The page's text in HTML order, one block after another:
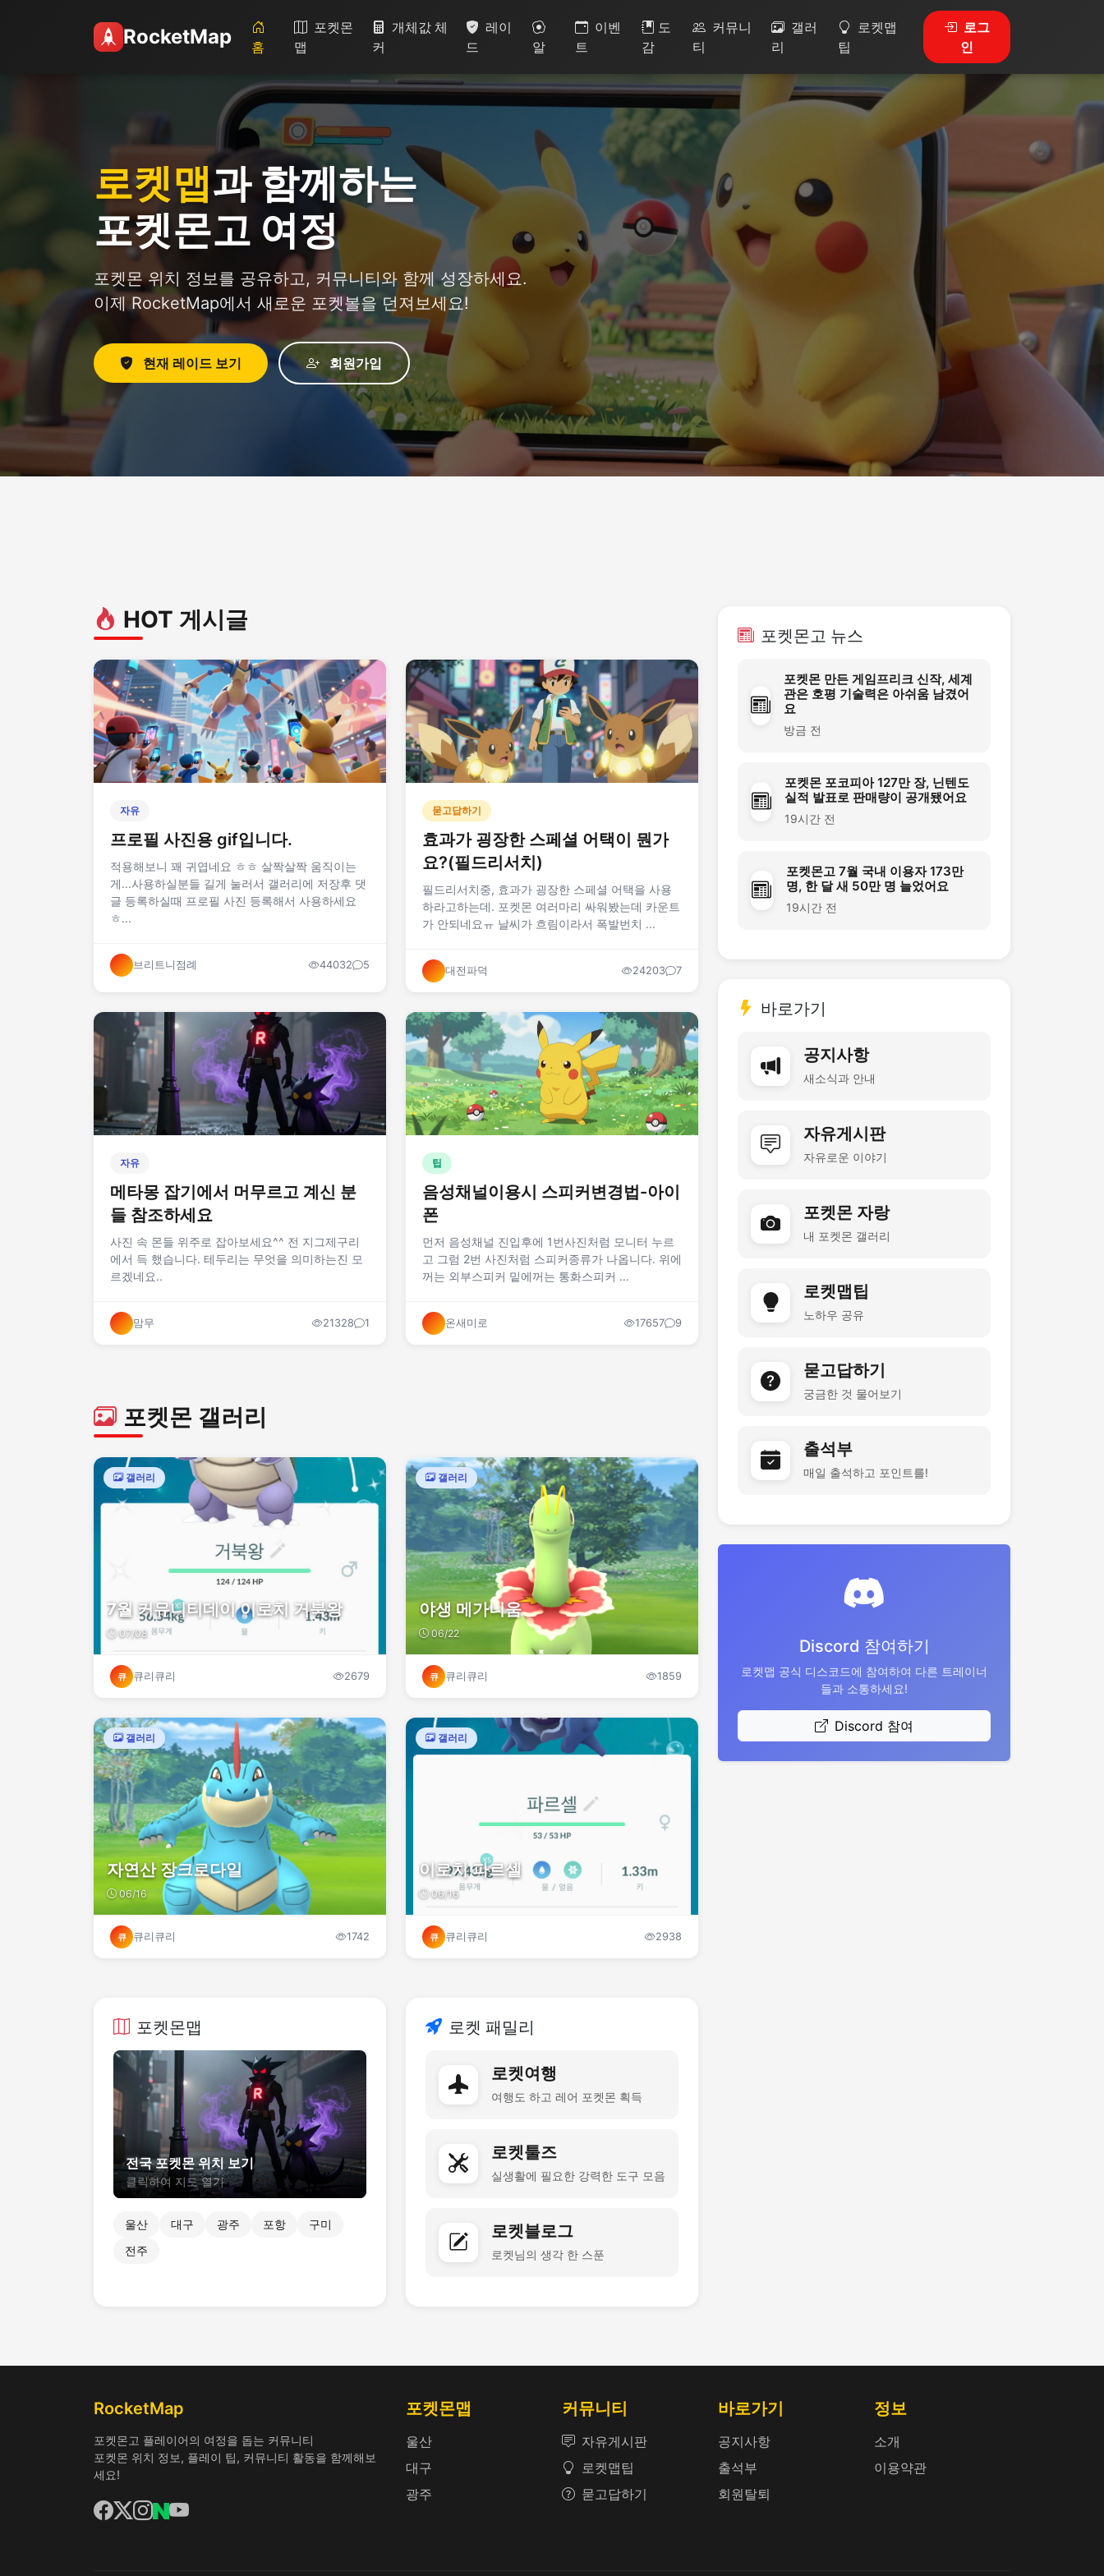
RocketMap 홈
포켓몬
맵
개체값 체
커
레이
드
알
이벤
트
도
감
커뮤니
티
갤러
리
로켓맵
팁
로그
인
로켓맵과 함께하는
포켓몬고 여정
포켓몬 위치 정보를 공유하고, 커뮤니티와 함께 성장하세요.
이제 RocketMap에서 새로운 포켓볼을 던져보세요!
현재 레이드 보기 회원가입
HOT 게시글
자유
프로필 사진용 gif입니다.
적용해보니 꽤 귀엽네요 ㅎㅎ 살짝살짝 움직이는
게...사용하실분들 길게 눌러서 갤러리에 저장후 댓
글 등록하실때 프로필 사진 등록해서 사용하세요
ㅎ...
브리트니점례 44032 5
묻고답하기
효과가 굉장한 스페셜 어택이 뭔가
요?(필드리서치)
필드리서치중, 효과가 굉장한 스페셜 어택을 사용
하라고하는데. 포켓몬 여러마리 싸워봤는데 카운트
가 안되네요ㅠ 날씨가 흐림이라서 폭발번치 ...
대전파덕 24203 7
자유
메타몽 잡기에서 머무르고 계신 분
들 참조하세요
사진 속 몬들 위주로 잡아보세요^^ 전 지그제구리
에서 득 했습니다. 테두리는 무엇을 의미하는진 모
르겠네요..
맘무 21328 1
팁
음성채널이용시 스피커변경법-아이
폰
먼저 음성채널 진입후에 1번사진처럼 모니터 누르
고 그럼 2번 사진처럼 스피커종류가 나옵니다. 위에
꺼는 외부스피커 밑에꺼는 통화스피커 ...
온새미로 17657 9
포켓몬 갤러리
갤러리
7월 커뮤니티데이 이로치 거북왕
07/08
큐 큐리큐리 2679
갤러리
야생 메가니움
06/22
큐 큐리큐리 1859
갤러리
자연산 장크로다일
06/16
큐 큐리큐리 1742
갤러리
이로치 파르셀
06/16
큐 큐리큐리 2938
포켓몬맵
전국 포켓몬 위치 보기
클릭하여 지도 열기
울산 대구 광주 포항
구미
전주
로켓 패밀리
로켓여행
여행도 하고 레어 포켓몬 획득
로켓툴즈
실생활에 필요한 강력한 도구 모음
로켓블로그
로켓님의 생각 한 스푼
포켓몬고 뉴스
포켓몬 만든 게임프리크 신작, 세계
관은 호평 기술력은 아쉬움 남겼어
요
방금 전
포켓몬 포코피아 127만 장, 닌텐도
실적 발표로 판매량이 공개됐어요
19시간 전
포켓몬고 7월 국내 이용자 173만
명, 한 달 새 50만 명 늘었어요
19시간 전
바로가기
공지사항
새소식과 안내
자유게시판
자유로운 이야기
포켓몬 자랑
내 포켓몬 갤러리
로켓맵팁
노하우 공유
묻고답하기
궁금한 것 물어보기
출석부
매일 출석하고 포인트를!
Discord 참여하기
로켓맵 공식 디스코드에 참여하여 다른 트레이너
들과 소통하세요!
Discord 참여
RocketMap
포켓몬고 플레이어의 여정을 돕는 커뮤니티
포켓몬 위치 정보, 플레이 팁, 커뮤니티 활동을 함께해보
세요!
포켓몬맵
울산
대구
광주
커뮤니티
자유게시판
로켓맵팁
묻고답하기
바로가기
공지사항
출석부
회원탈퇴
정보
소개
이용약관